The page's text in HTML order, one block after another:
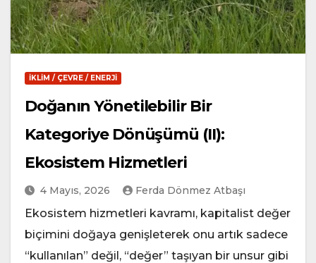
İKLIM / ÇEVRE / ENERJI
Doğanın Yönetilebilir Bir
Kategoriye Dönüşümü (II):
Ekosistem Hizmetleri
4 Mayıs, 2026 Ferda Dönmez Atbaşı
Ekosistem hizmetleri kavramı, kapitalist değer
biçimini doğaya genişleterek onu artık sadece
“kullanılan” değil, “değer” taşıyan bir unsur gibi